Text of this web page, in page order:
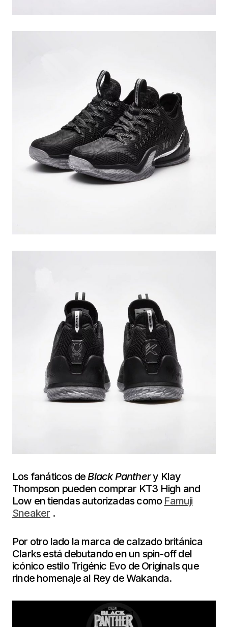
Los fanáticos deBlack Panthery Klay
Thompson pueden comprar KT3 High and
Low en tiendas autorizadas como Famuji
Sneaker .
Por otro lado la marca de calzado británica
Clarks está debutando en un spin-off del
icónico estilo Trigénic Evo de Originals que
rinde homenaje al Rey de Wakanda.